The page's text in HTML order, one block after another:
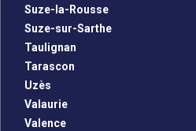
Suze-la-Rousse
Suze-sur-Sarthe
Taulignan
Tarascon
Uzès
Valaurie
Valence